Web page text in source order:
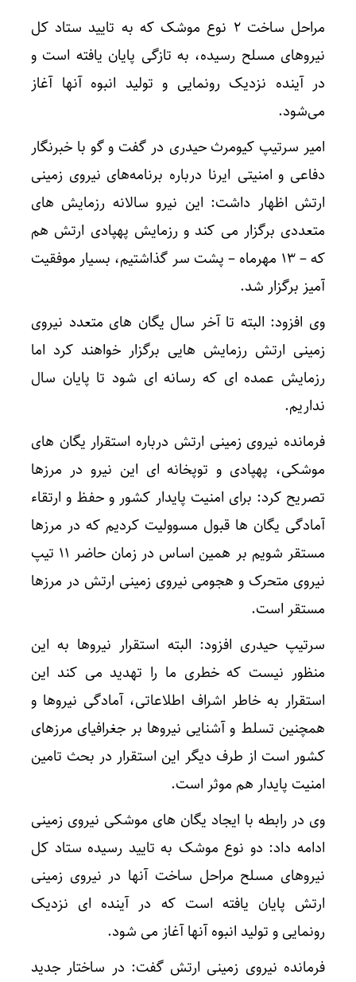
مراحل ساخت ۲ نوع موشک که به تایید ستاد کل
نیروهای مسلح رسیده، به تازگی پایان یافته است و
در آینده نزدیک رونمایی و تولید انبوه آنها آغاز
می‌شود.
امیر سرتیپ کیومرث حیدری در گفت و گو با خبرنگار
دفاعی و امنیتی ایرنا درباره برنامه‌های نیروی زمینی
ارتش اظهار داشت: این نیرو سالانه رزمایش های
متعددی برگزار می کند و رزمایش پهپادی ارتش هم
که – ۱۳ مهرماه – پشت سر گذاشتیم، بسیار موفقیت
آمیز برگزار شد.
وی افزود: البته تا آخر سال یگان های متعدد نیروی
زمینی ارتش رزمایش هایی برگزار خواهند کرد اما
رزمایش عمده ای که رسانه ای شود تا پایان سال
نداریم.
فرمانده نیروی زمینی ارتش درباره استقرار یگان های
موشکی، پهپادی و توپخانه ای این نیرو در مرزها
تصریح کرد: برای امنیت پایدار کشور و حفظ و ارتقاء
آمادگی یگان ها قبول مسوولیت کردیم که در مرزها
مستقر شویم بر همین اساس در زمان حاضر ۱۱ تیپ
نیروی متحرک و هجومی نیروی زمینی ارتش در مرزها
مستقر است.
سرتیپ حیدری افزود: البته استقرار نیروها به این
منظور نیست که خطری ما را تهدید می کند این
استقرار به خاطر اشراف اطلاعاتی، آمادگی نیروها و
همچنین تسلط و آشنایی نیروها بر جغرافیای مرزهای
کشور است از طرف دیگر این استقرار در بحث تامین
امنیت پایدار هم موثر است.
وی در رابطه با ایجاد یگان های موشکی نیروی زمینی
ادامه داد: دو نوع موشک به تایید رسیده ستاد کل
نیروهای مسلح مراحل ساخت آنها در نیروی زمینی
ارتش پایان یافته است که در آینده ای نزدیک
رونمایی و تولید انبوه آنها آغاز می شود.
فرمانده نیروی زمینی ارتش گفت: در ساختار جدید